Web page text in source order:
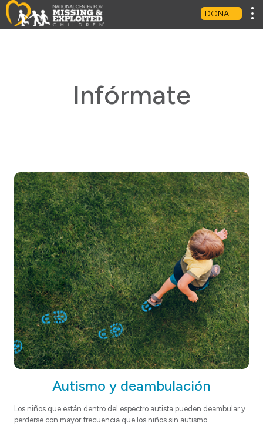
DONATE
Infórmate
Autismo y deambulación
Los niños que están dentro del espectro autista pueden deambular y
perderse con mayor frecuencia que los niños sin autismo.